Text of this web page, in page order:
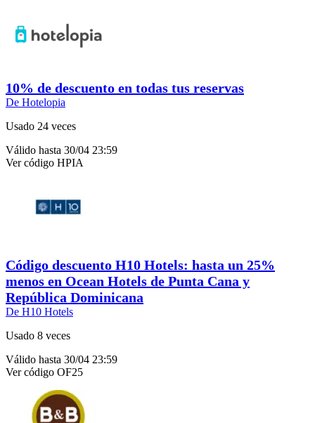
10% de descuento en todas tus reservas
De Hotelopia
Usado 24 veces
Válido hasta 30/04 23:59
Ver código HPIA
Código descuento H10 Hotels: hasta un 25%
menos en Ocean Hotels de Punta Cana y
República Dominicana
De H10 Hotels
Usado 8 veces
Válido hasta 30/04 23:59
Ver código OF25